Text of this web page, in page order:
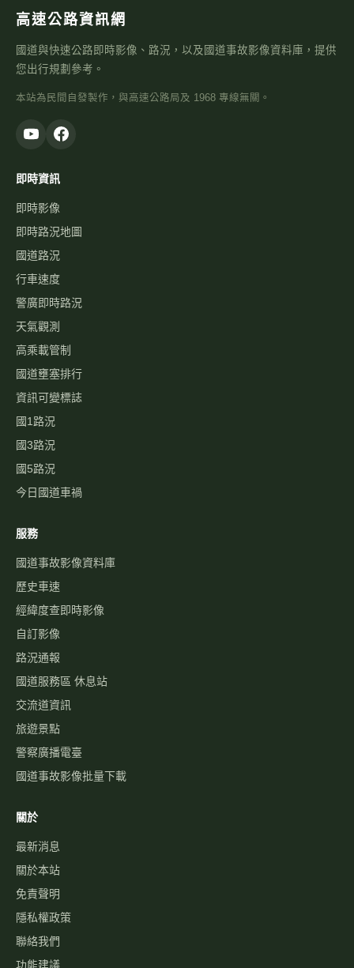
高速公路資訊網
國道與快速公路即時影像、路況，以及國道事故影像資料庫，提供
您出行規劃參考。
本站為民間自發製作，與高速公路局及 1968 專線無關。
即時資訊
即時影像
即時路況地圖
國道路況
行車速度
警廣即時路況
天氣觀測
高乘載管制
國道壅塞排行
資訊可變標誌
國1路況
國3路況
國5路況
今日國道車禍
服務
國道事故影像資料庫
歷史車速
經緯度查即時影像
自訂影像
路況通報
國道服務區 休息站
交流道資訊
旅遊景點
警察廣播電臺
國道事故影像批量下載
關於
最新消息
關於本站
免責聲明
隱私權政策
聯絡我們
功能建議